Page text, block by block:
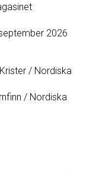
2026
/ Nordiska
/ Nordiska